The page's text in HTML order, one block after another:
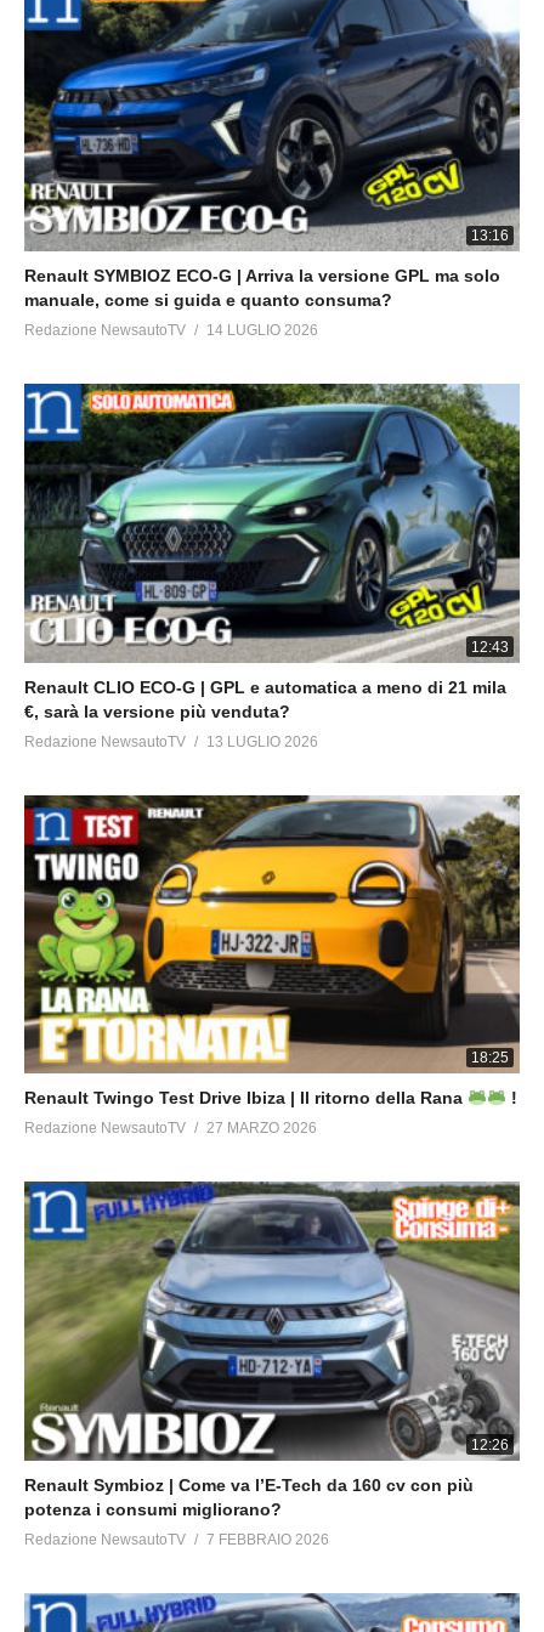
suv, wagon e guida autonoma con listino prezzi auto nuove e
annunci occasione vendita auto usate.
——————————————————————————-
#Renault #Captur #Hybrid #crossover #suv #ibrida #comfort
#test #prova #impressioni #autoibrida #Etech #silenzio
#autosilenziosa #fullhybrid #testdrive #comfort
13:16
Renault SYMBIOZ ECO-G | Arriva la versione GPL ma solo
manuale, come si guida e quanto consuma?
Redazione NewsautoTV 14 LUGLIO 2026
12:43
Renault CLIO ECO-G | GPL e automatica a meno di 21 mila
€, sarà la versione più venduta?
Redazione NewsautoTV 13 LUGLIO 2026
18:25
Renault Twingo Test Drive Ibiza | Il ritorno della Rana !
Redazione NewsautoTV 27 MARZO 2026
12:26
Renault Symbioz | Come va l’E-Tech da 160 cv con più
potenza i consumi migliorano?
Redazione NewsautoTV 7 FEBBRAIO 2026